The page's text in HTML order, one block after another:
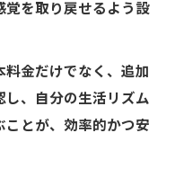
覚を取り戻せるよう設
金だけでなく、追加
、自分の生活リズム
とが、効率的かつ安